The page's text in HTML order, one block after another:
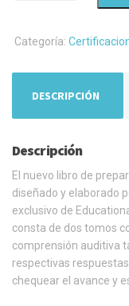
para
TOEIC
Categoría:
DESCRIPCIÓN
Descripción
El nuevo libro de
diseñado y elaborado
exclusivo de
consta de dos tomos
comprensión auditiva
respectivas
chequear el avance y